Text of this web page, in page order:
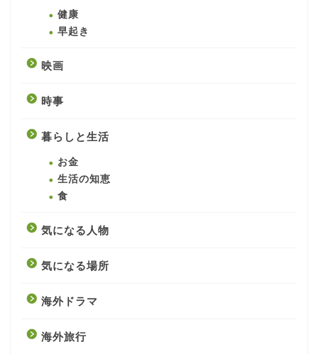
健康
早起き
映画
時事
暮らしと生活
お金
生活の知恵
食
気になる人物
気になる場所
海外ドラマ
海外旅行